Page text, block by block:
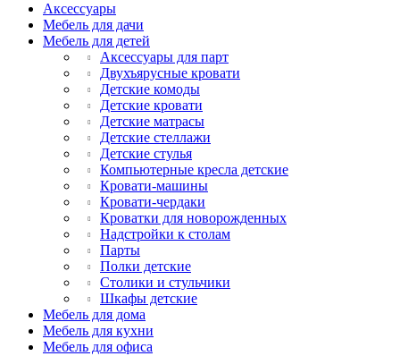
Аксессуары
Мебель для дачи
Мебель для детей
Аксессуары для парт
Двухъярусные кровати
Детские комоды
Детские кровати
Детские матрасы
Детские стеллажи
Детские стулья
Компьютерные кресла детские
Кровати-машины
Кровати-чердаки
Кроватки для новорожденных
Надстройки к столам
Парты
Полки детские
Столики и стульчики
Шкафы детские
Мебель для дома
Мебель для кухни
Мебель для офиса